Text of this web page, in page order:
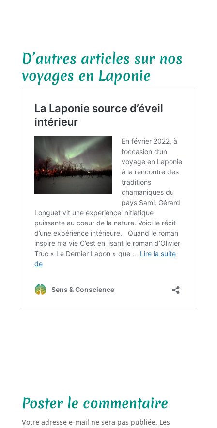
D’autres articles sur nos
voyages en Laponie
Poster le commentaire
Votre adresse e-mail ne sera pas publiée. Les